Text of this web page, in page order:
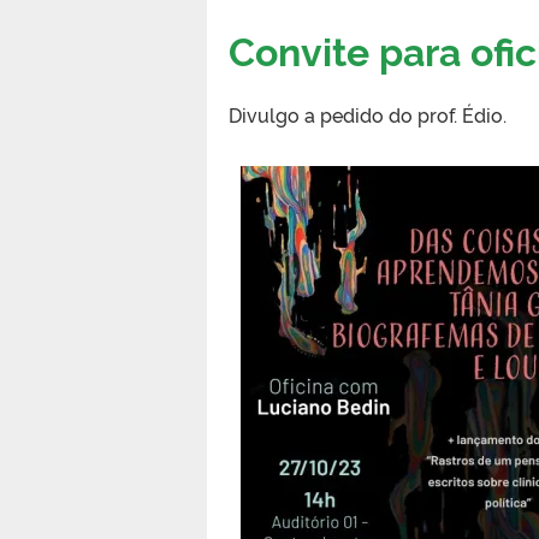
Convite para
Divulgo a pedido do prof. Édio.